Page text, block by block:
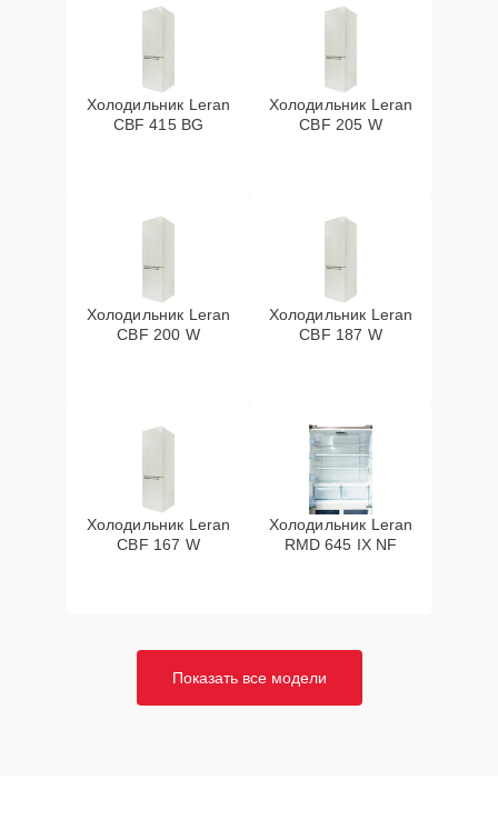
Холодильник Leran
CBF 415 BG
Холодильник Leran
CBF 205 W
Холодильник Leran
CBF 200 W
Холодильник Leran
CBF 187 W
Холодильник Leran
CBF 167 W
Холодильник Leran
RMD 645 IX NF
Показать все модели